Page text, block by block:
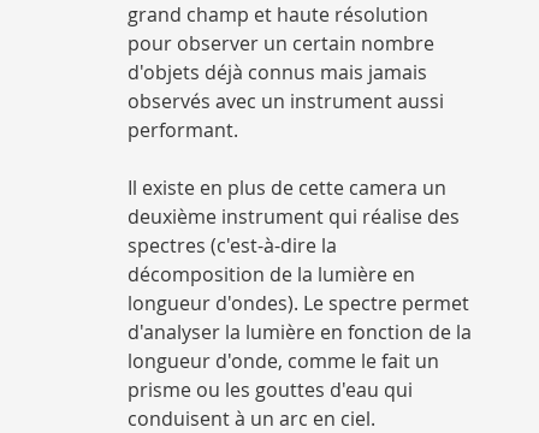
grand champ et haute résolution
pour observer un certain nombre
d'objets déjà connus mais jamais
observés avec un instrument aussi
performant.
Il existe en plus de cette camera un
deuxième instrument qui réalise des
spectres (c'est-à-dire la
décomposition de la lumière en
longueur d'ondes). Le spectre permet
d'analyser la lumière en fonction de la
longueur d'onde, comme le fait un
prisme ou les gouttes d'eau qui
conduisent à un arc en ciel.